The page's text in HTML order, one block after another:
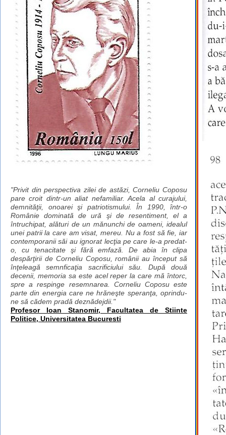
"Privit din perspectiva zilei de astăzi, Corneliu Coposu
pare croit dintr-un aliat nefamiliar. Acela al curajului,
demnităţii, onoarei şi patriotismului. În 1990, într-o
Românie dominată de ură şi de resentiment, el a
întruchipat, alături de un mănunchi de oameni, idealul
unei patrii la care am visat, mereu. Nu a fost să fie, iar
contemporanii săi au ignorat lecţia pe care le-a predat-
o, cu tenacitate şi fără emfază. De abia în clipa
despărţirii de Corneliu Coposu, românii au început să
înţeleagă semnficaţia sacrificiului său. După două
decenii, memoria sa este acel reper la care mă întorc,
spre a respinge resemnarea. Corneliu Coposu este
parte din energia care ne hrăneşte speranţa, oprindu-
ne să cădem pradă deznădejdii."
Profesor Ioan Stanomir, Facultatea de Stiinte
Politice, Universitatea Bucuresti